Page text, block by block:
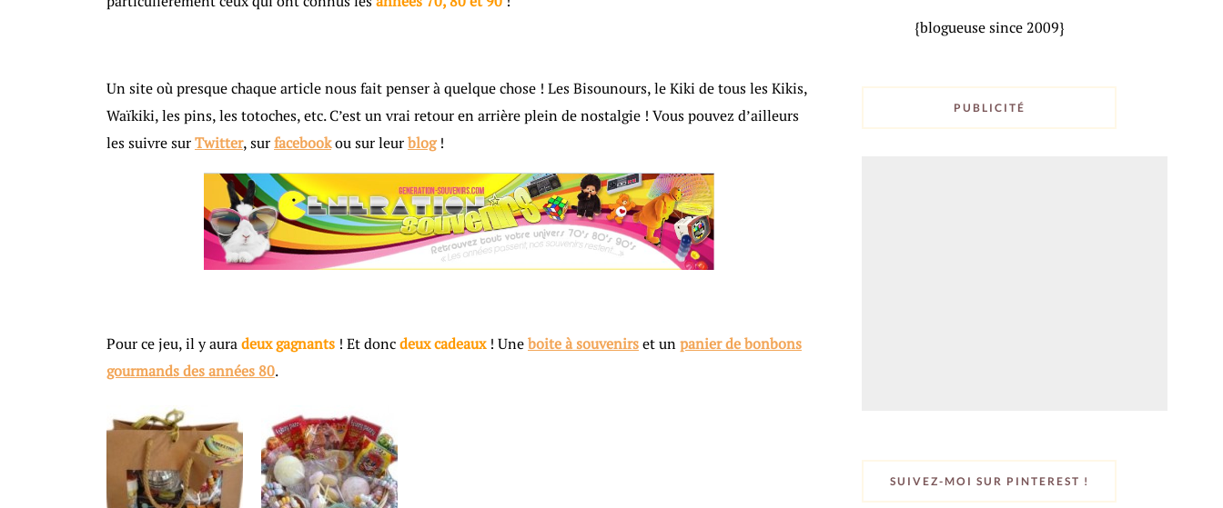
Un site où presque chaque article nous fait penser à quelque chose ! Les Bisounours, le Kiki de tous les Kikis,
Waïkiki, les pins, les totoches, etc. C’est un vrai retour en arrière plein de nostalgie ! Vous pouvez d’ailleurs
les suivre surTwitter, surfacebookou sur leurblog!
Pour ce jeu, il y auradeux gagnants ! Et doncdeux cadeaux! Uneboite à souvenirset unpanier de bonbons
gourmands des années 80.
{blogueuse since 2009}
PUBLICITÉ
SUIVEZ-MOI SUR PINTEREST !